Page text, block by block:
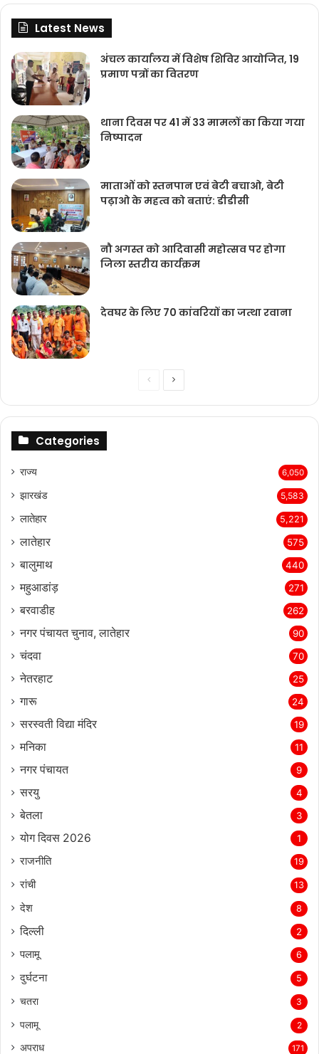
Latest News
अंचल कार्यालय में विशेष शिविर आयोजित, 19
प्रमाण पत्रों का वितरण
थाना दिवस पर 41 में 33 मामलों का किया गया
निष्‍पादन
माताओं को स्तनपान एवं बेटी बचाओ, बेटी
पढ़ाओ के महत्व को बताएं: डीडीसी
नौ अगस्त को आदिवासी महोत्सव पर होगा
जिला स्तरीय कार्यक्रम
देवघर के लिए 70 कांवरियों का जत्था रवाना
PreviousNext
Categories
राज्‍य 6,050
झारखंड 5,583
लातेहार 5,221
लातेहार 575
बालुमाथ 440
महुआडांड़ 271
बरवाडीह 262
नगर पंचायत चुनाव, लातेहार 90
चंदवा 70
नेतरहाट 25
गारू 24
सरस्‍वती विद्या मंदिर 19
मनिका 11
नगर पंचायत 9
सरयु 4
बेतला 3
योग दिवस 2026 1
राजनीति 19
रांची 13
देश 8
दिल्‍ली 2
पलामू 6
दुर्घटना 5
चतरा 3
पलामू 2
अपराध 171